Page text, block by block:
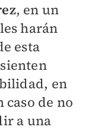
, en un
harán
esta
en
caso de no
a una